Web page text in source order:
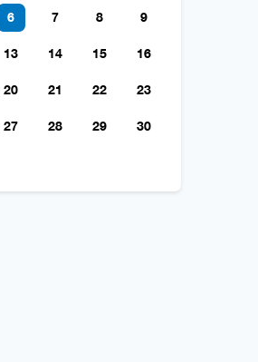
6 7 8 9
13 14 15 16
20 21 22 23
27 28 29 30